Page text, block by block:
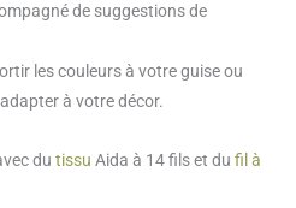
de suggestions de
les couleurs à votre guise ou
à votre décor.
du tissu Aida à 14 fils et du fil à